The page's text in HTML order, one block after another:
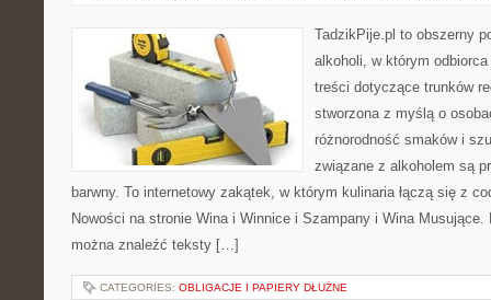
TadzikPije.pl to obszerny
alkoholi, w którym
treści dotyczące trunków
stworzona z myślą o
różnorodność smaków i
związane z alkoholem są
barwny. To internetowy zakątek, w którym kulinaria łączą się z
Nowości na stronie Wina i Winnice i Szampany i Wina Musujące.
można znaleźć teksty […]
CATEGORIES: OBLIGACJE I PAPIERY DŁUŻNE